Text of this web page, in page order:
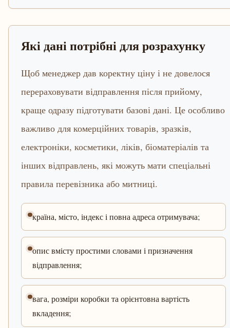
Які дані потрібні для розрахунку
Щоб менеджер дав коректну ціну і не довелося
перераховувати відправлення після прийому,
краще одразу підготувати базові дані. Це особливо
важливо для комерційних товарів, зразків,
електроніки, косметики, ліків, біоматеріалів та
інших відправлень, які можуть мати спеціальні
правила перевізника або митниці.
країна, місто, індекс і повна адреса отримувача;
опис вмісту простими словами і призначення
відправлення;
вага, розміри коробки та орієнтовна вартість
вкладення;